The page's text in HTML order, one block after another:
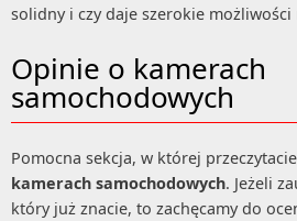
solidny i czy daje szerokie
Opinie o kamerach
samochodowych
Pomocna sekcja, w której przeczytacie
kamerach samochodowych. Jeżeli
który już znacie, to zachęcamy do